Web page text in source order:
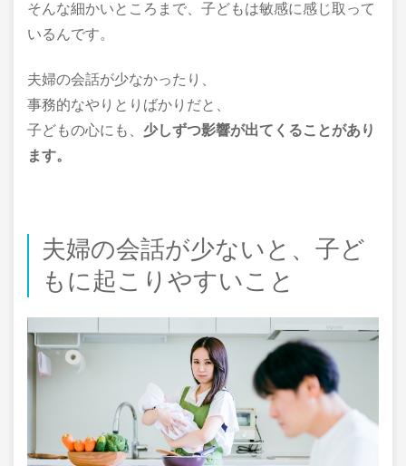
そんな細かいところまで、子どもは敏感に感じ取って
いるんです。
夫婦の会話が少なかったり、
事務的なやりとりばかりだと、
子どもの心にも、 少しずつ影響が出てくることがあり
ます。
夫婦の会話が少ないと、子ど
もに起こりやすいこと